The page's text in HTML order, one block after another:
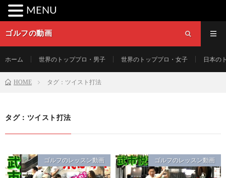
ゴルフの動画
ホーム 世界のトッププロ・男子 世界のトッププロ・女子 日本の
HOME タグ：ツイスト打法
タグ：ツイスト打法
ゴルフのレッスン動画 ゴルフのレッスン動画
MENU